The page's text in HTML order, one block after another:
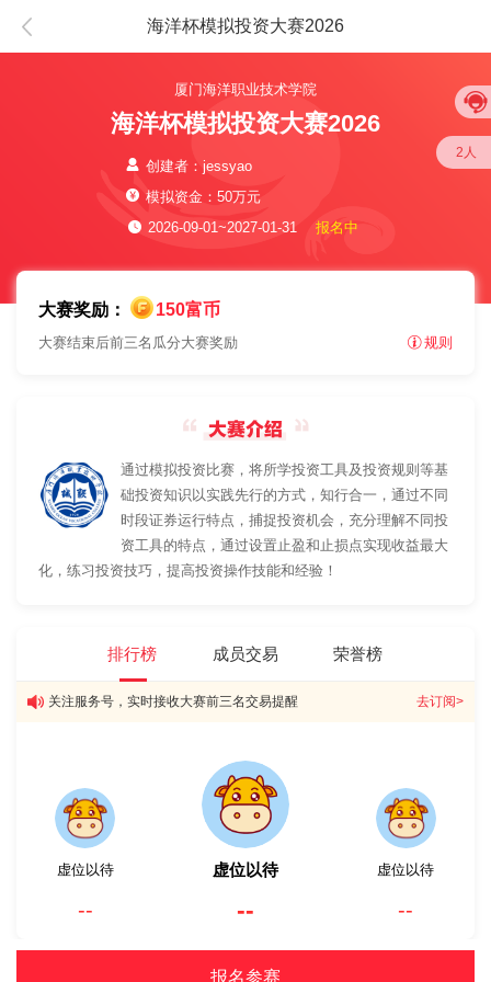
海洋杯模拟投资大赛2026
厦门海洋职业技术学院
海洋杯模拟投资大赛2026
创建者：jessyao
模拟资金：50万元
2026-09-01~2027-01-31
报名中
2人
大赛奖励： 150富币
大赛结束后前三名瓜分大赛奖励 规则
通过模拟投资比赛，将所学投资工具及投资规则等基
础投资知识以实践先行的方式，知行合一，通过不同
时段证券运行特点，捕捉投资机会，充分理解不同投
资工具的特点，通过设置止盈和止损点实现收益最大
化，练习投资技巧，提高投资操作技能和经验！
排行榜 成员交易 荣誉榜
关注服务号，实时接收大赛前三名交易提醒 去订阅>
虚位以待
--
虚位以待
--
虚位以待
--
报名参赛